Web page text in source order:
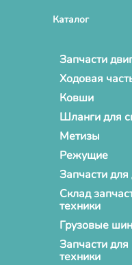
Каталог
Запчасти
Ходовая
Ковши
Шланги для
Метизы
Режущие
Запчасти
Склад
техники
Грузовые
Запчасти
техники